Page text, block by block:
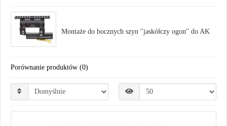
Montaże do bocznych szyn "jaskółczy ogon" do AK
Porównanie produktów (0)